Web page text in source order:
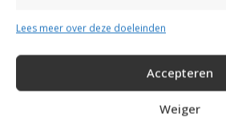
Lees meer over deze doeleinden
Accepteren
Weiger